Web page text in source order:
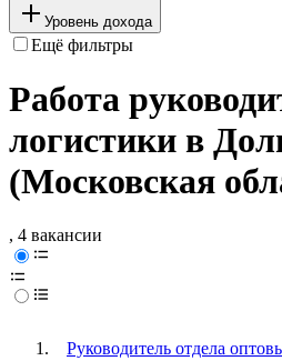
Уровень дохода
Ещё фильтры
Работа
логистики в
(Московская
, 4 вакансии
Руководитель отдела